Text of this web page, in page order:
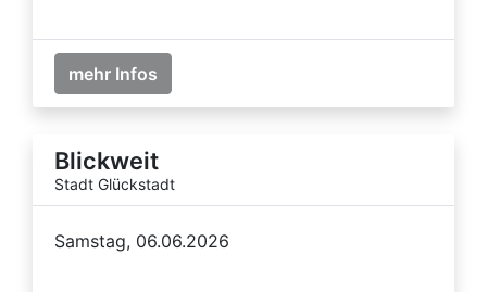
mehr Infos
Blickweit
Stadt Glückstadt
Samstag, 06.06.2026